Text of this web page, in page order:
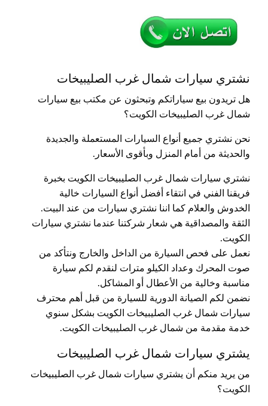
نشتري سيارات شمال غرب الصليبيخات
هل تريدون بيع سياراتكم وتبحثون عن مكتب بيع سيارات
شمال غرب الصليبيخات الكويت؟
نحن نشتري جميع أنواع السيارات المستعملة والجديدة
والحديثة من أمام المنزل وبأقوى الأسعار.
نشتري سيارات شمال غرب الصليبيخات الكويت بخبرة
فريقنا الفني في انتقاء أفضل أنواع السيارات خالية
الخدوش والعلام كما اننا نشتري سيارات من عند البيت.
الثقة والمصداقية هي شعار شركتنا عندما نشتري سيارات
الكويت.
نعمل على فحص السيارة من الداخل والخارج ونتأكد من
صوت المحرك وعداد الكيلو مترات لنقدم لكم سيارة
مناسبة وخالية من الأعطال أو المشاكل.
نضمن لكم الصيانة الدورية للسيارة من قبل أهم محترف
سيارات شمال غرب الصليبيخات الكويت بشكل سنوي
خدمة مقدمة من شمال غرب الصليبيخات الكويت.
يشتري سيارات شمال غرب الصليبيخات
من يريد منكم أن يشتري سيارات شمال غرب الصليبيخات
الكويت؟